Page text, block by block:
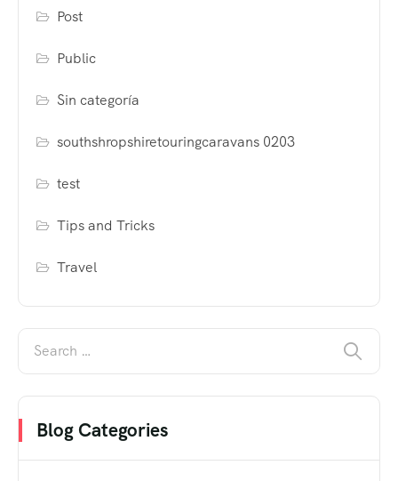
Post
Public
Sin categoría
southshropshiretouringcaravans 0203
test
Tips and Tricks
Travel
Blog Categories